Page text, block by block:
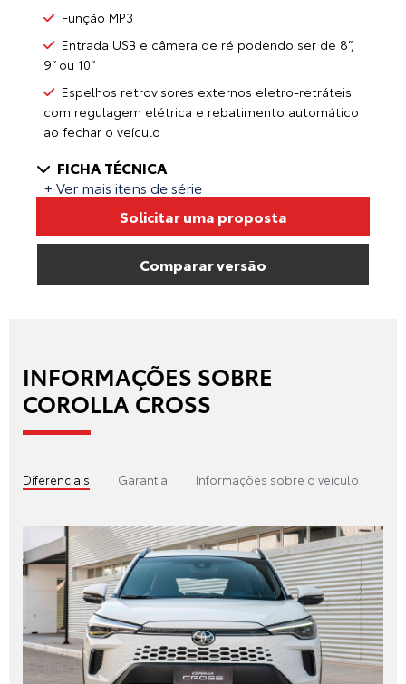
Função MP3
Entrada USB e câmera de ré podendo ser de 8”,
9” ou 10”
Espelhos retrovisores externos eletro-retráteis
com regulagem elétrica e rebatimento automático
ao fechar o veículo
+ Ver mais itens de série
FICHA TÉCNICA
Solicitar uma proposta
Comparar versão
INFORMAÇÕES SOBRE
COROLLA CROSS
Diferenciais Garantia Informações sobre o veículo